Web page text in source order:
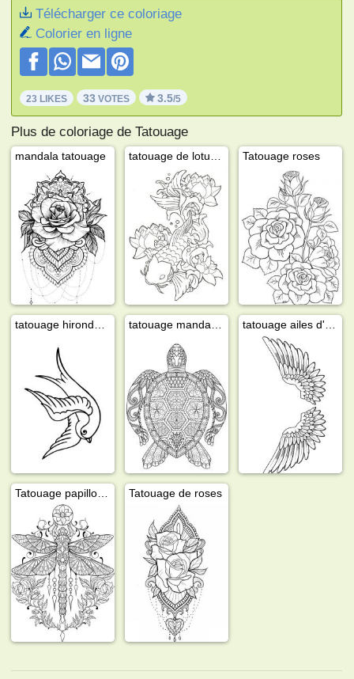
Télécharger ce coloriage
Colorier en ligne
23 LIKES 33 VOTES 3.5/5
Plus de coloriage de Tatouage
mandala tatouage Tatouage roses
Tatouage de roses